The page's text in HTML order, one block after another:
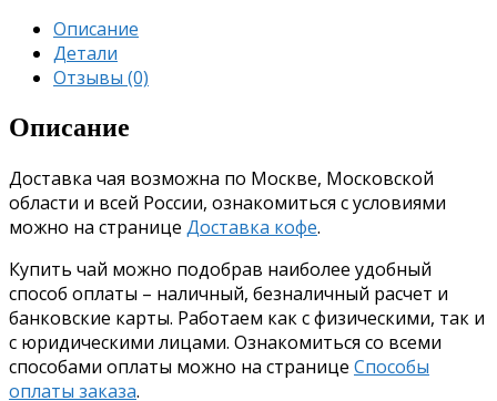
Описание
Детали
Отзывы (0)
Описание
Доставка чая возможна по Москве, Московской
области и всей России, ознакомиться с условиями
можно на странице Доставка кофе.
Купить чай можно подобрав наиболее удобный
способ оплаты – наличный, безналичный расчет и
банковские карты. Работаем как с физическими, так и
с юридическими лицами. Ознакомиться со всеми
способами оплаты можно на странице Способы
оплаты заказа.